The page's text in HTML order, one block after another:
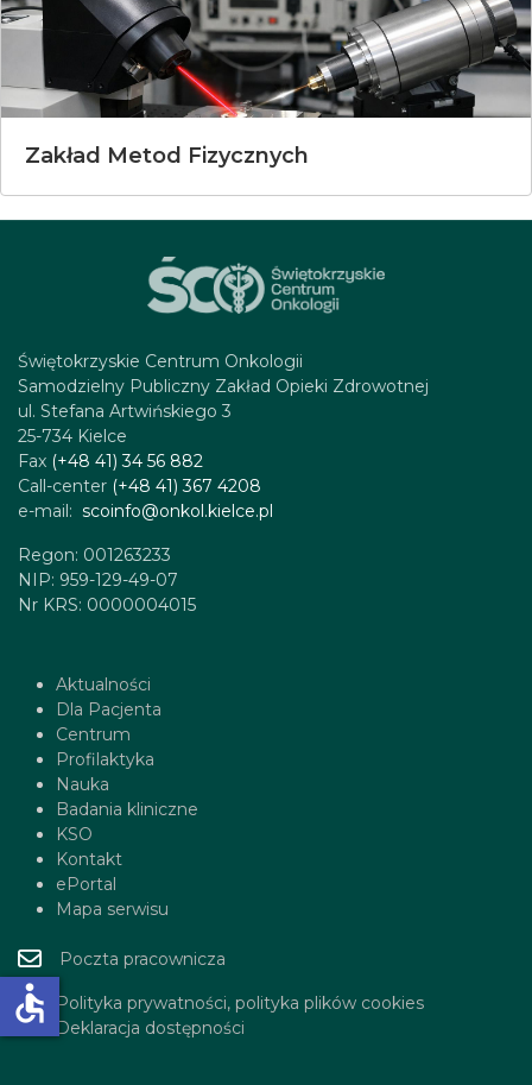
Zakład Metod Fizycznych
Świętokrzyskie Centrum Onkologii
Samodzielny Publiczny Zakład Opieki Zdrowotnej
ul. Stefana Artwińskiego 3
25-734 Kielce
Fax (+48 41) 34 56 882
Call-center (+48 41) 367 4208
e-mail: scoinfo@onkol.kielce.pl
Regon: 001263233
NIP: 959-129-49-07
Nr KRS: 0000004015
Aktualności
Dla Pacjenta
Centrum
Profilaktyka
Nauka
Badania kliniczne
KSO
Kontakt
ePortal
Mapa serwisu
Poczta pracownicza
Polityka prywatności, polityka plików cookies
Deklaracja dostępności
accessible